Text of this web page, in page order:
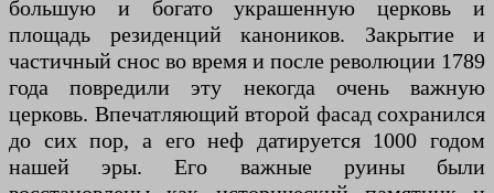
большую и богато украшенную церковь и
площадь резиденций каноников. Закрытие и
частичный снос во время и после революции 1789
года повредили эту некогда очень важную
церковь. Впечатляющий второй фасад сохранился
до сих пор, а его неф датируется 1000 годом
нашей эры. Его важные руины были